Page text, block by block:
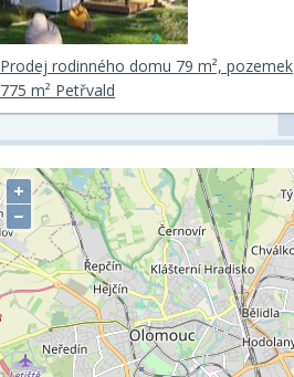
Prodej rodinného domu 79 m², pozemek
775 m² Petřvald
+
−